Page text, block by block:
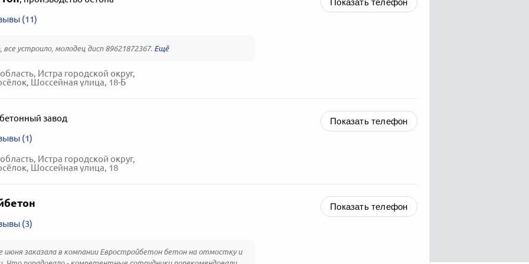
(11)
все устроило, молодец дисп 89621872367.
Истра городской округ,
Шоссейная улица, 18-Б
Показать телефон
завод
(1)
Истра городской округ,
Шоссейная улица, 18
Показать телефон
(3)
июня заказала в компании Евростройбетон бетон на отмостку и
Показать телефон